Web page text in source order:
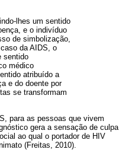
lhes um sentido
e o indivíduo
de simbolização,
da AIDS, o
sentido
médico
atribuído a
e do doente por
se transformam
para as pessoas que vivem
gera a sensação de culpa
ao qual o portador de HIV
(Freitas, 2010).